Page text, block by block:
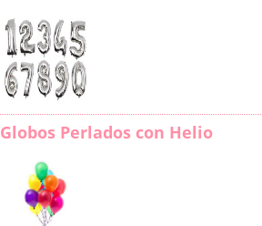
Globos Perlados con Helio